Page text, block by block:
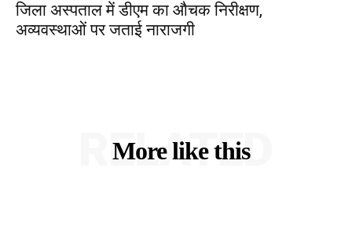
जिला अस्पताल में डीएम का औचक निरीक्षण,
अव्यवस्थाओं पर जताई नाराजगी
More like this
RELATED